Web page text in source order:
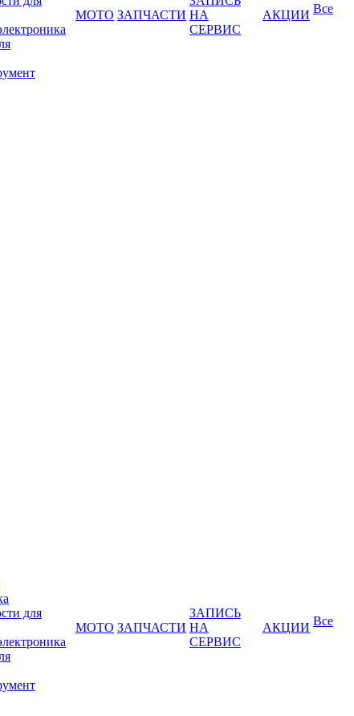
МОТО ЗАПЧАСТИ НА
СЕРВИС
АКЦИИ Все
для
МОТО ЗАПЧАСТИ
ЗАПИСЬ
НА
СЕРВИС
АКЦИИ Все